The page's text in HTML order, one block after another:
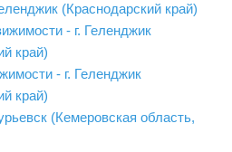
- г. Геленджик (Краснодарский край)
- г. Геленджик
край)
Геленджик
край)